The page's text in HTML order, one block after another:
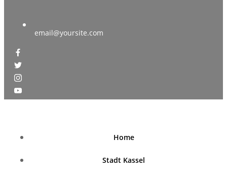
email@yoursite.com
Home
Stadt Kassel